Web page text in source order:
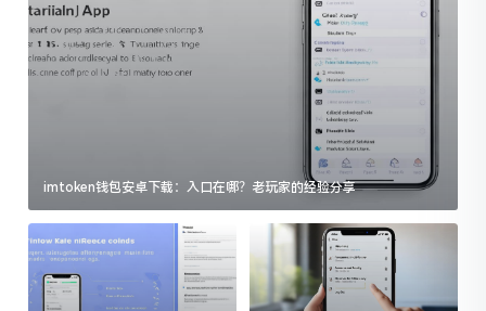
imtoken钱包安卓下载：入口在哪？老玩家的经验分享